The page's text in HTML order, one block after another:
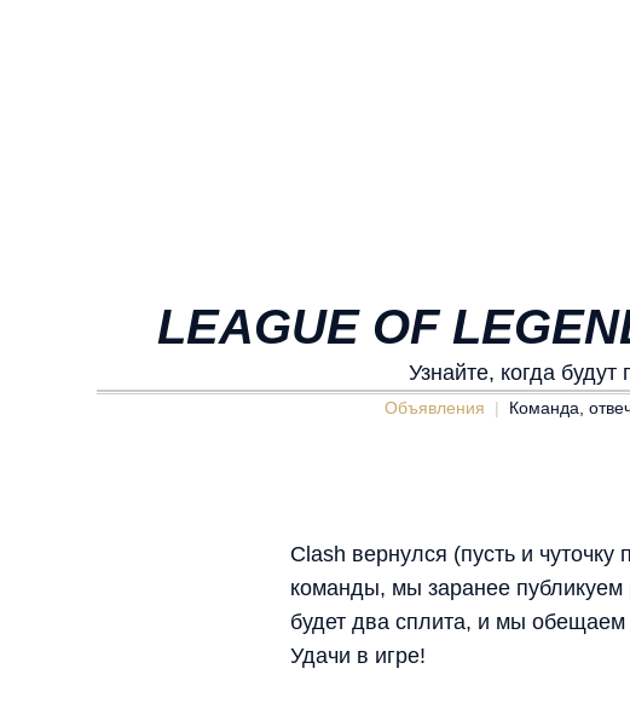
LEAGUE OF
Узнайте, когда
Объявления Команда,
Clash вернулся (пусть и
команды, мы заранее публикуем
будет два сплита, и мы обещаем
Удачи в игре!